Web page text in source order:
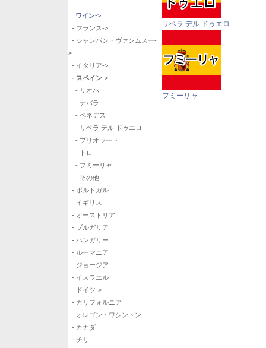
ワイン->
- フランス->
- シャンパン・ヴァンムスー-
>
- イタリア->
- スペイン->
- リオハ
- ナバラ
- ペネデス
- リベラ デル ドゥエロ
- プリオラート
- トロ
- フミーリャ
- その他
- ポルトガル
- イギリス
- オーストリア
- ブルガリア
- ハンガリー
- ルーマニア
- ジョージア
- イスラエル
- ドイツ->
- カリフォルニア
- オレゴン・ワシントン
- カナダ
- チリ
リベラ デル ドゥエロ
フミーリャ